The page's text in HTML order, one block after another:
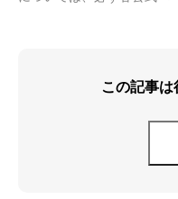
この記事は